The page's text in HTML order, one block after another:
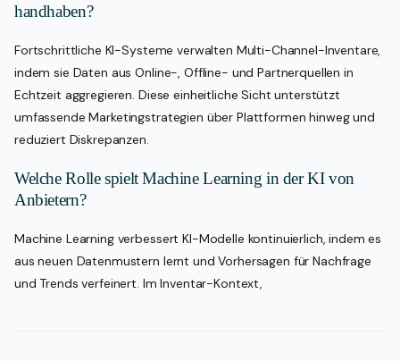
handhaben?
Fortschrittliche KI-Systeme verwalten Multi-Channel-Inventare,
indem sie Daten aus Online-, Offline- und Partnerquellen in
Echtzeit aggregieren. Diese einheitliche Sicht unterstützt
umfassende Marketingstrategien über Plattformen hinweg und
reduziert Diskrepanzen.
Welche Rolle spielt Machine Learning in der KI von
Anbietern?
Machine Learning verbessert KI-Modelle kontinuierlich, indem es
aus neuen Datenmustern lernt und Vorhersagen für Nachfrage
und Trends verfeinert. Im Inventar-Kontext,